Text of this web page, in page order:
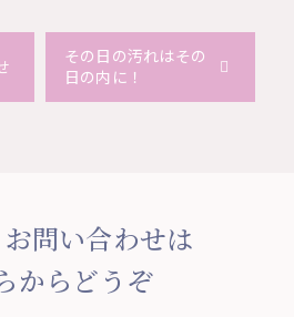
その日の汚れはその
日の内に！
問い合わせは
からどうぞ